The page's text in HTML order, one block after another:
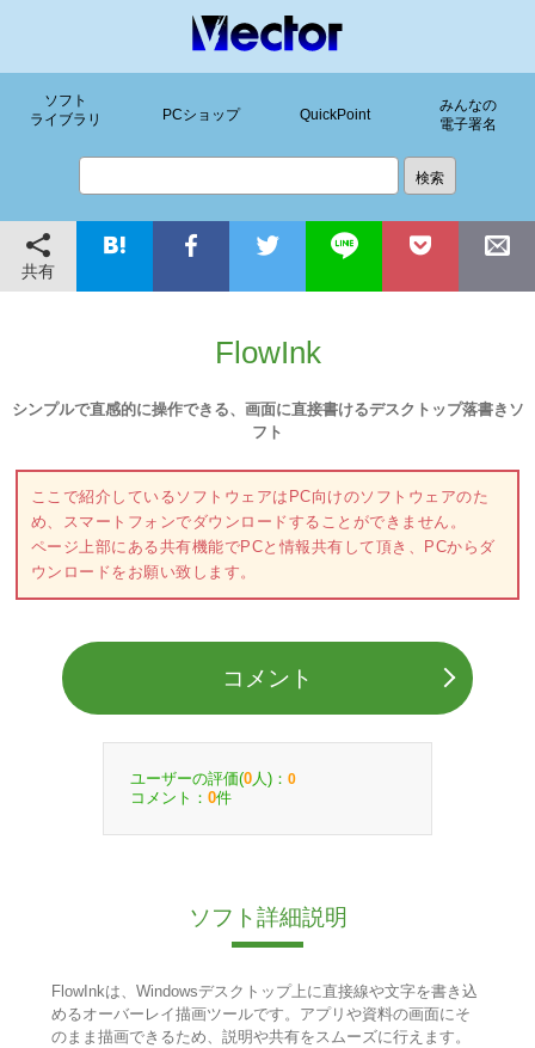
ソフト
ライブラリ
PCショップ QuickPoint
みんなの
電子署名
共有
FlowInk
シンプルで直感的に操作できる、画面に直接書けるデスクトップ落書きソ
フト
ここで紹介しているソフトウェアはPC向けのソフトウェアのた
め、スマートフォンでダウンロードすることができません。
ページ上部にある共有機能でPCと情報共有して頂き、PCからダ
ウンロードをお願い致します。
コメント
ユーザーの評価(0 人)： 0
コメント： 0件
ソフト詳細説明
FlowInkは、Windowsデスクトップ上に直接線や文字を書き込
めるオーバーレイ描画ツールです。アプリや資料の画面にそ
のまま描画できるため、説明や共有をスムーズに行えます。